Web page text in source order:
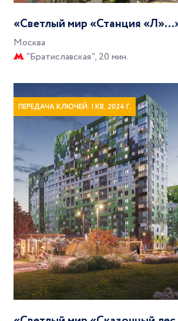
«Светлый мир «Станция
Москва
"Братиславская", 20 мин.
ПЕРЕДАЧА КЛЮЧЕЙ: I КВ. 2024 Г.